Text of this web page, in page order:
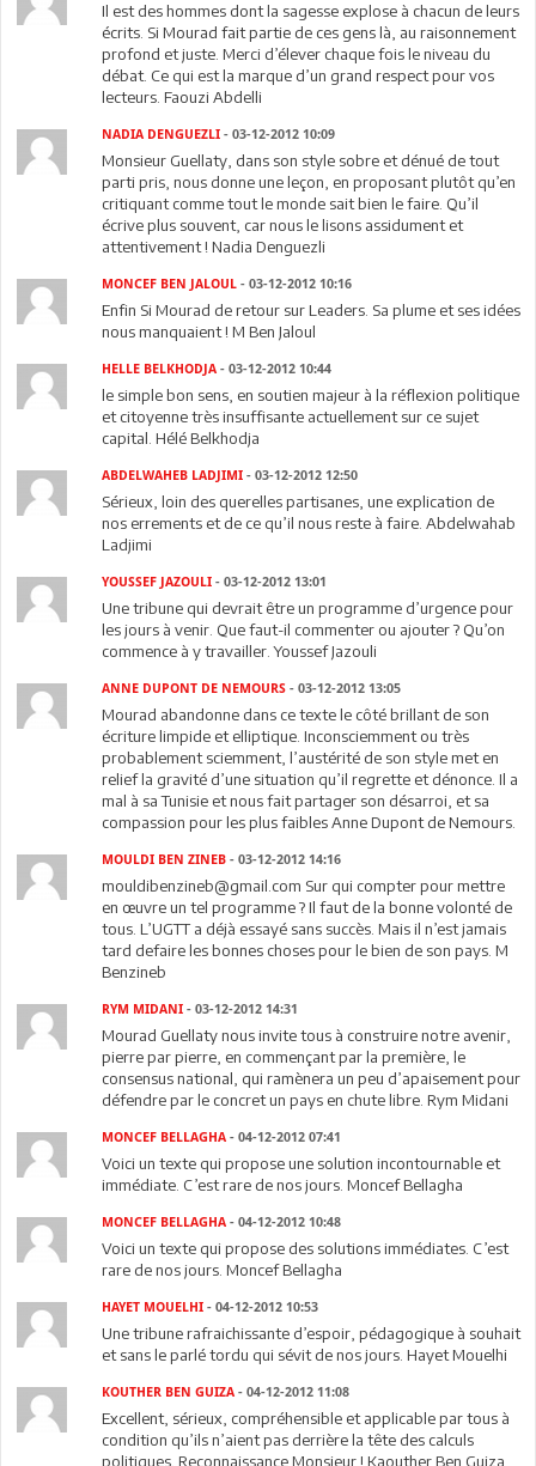
Il est des hommes dont la sagesse explose à chacun de leurs
écrits. Si Mourad fait partie de ces gens là, au raisonnement
profond et juste. Merci d’élever chaque fois le niveau du
débat. Ce qui est la marque d’un grand respect pour vos
lecteurs. Faouzi Abdelli
NADIA DENGUEZLI - 03-12-2012 10:09
Monsieur Guellaty, dans son style sobre et dénué de tout
parti pris, nous donne une leçon, en proposant plutôt qu’en
critiquant comme tout le monde sait bien le faire. Qu’il
écrive plus souvent, car nous le lisons assidument et
attentivement ! Nadia Denguezli
MONCEF BEN JALOUL - 03-12-2012 10:16
Enfin Si Mourad de retour sur Leaders. Sa plume et ses idées
nous manquaient ! M Ben Jaloul
HELLE BELKHODJA - 03-12-2012 10:44
le simple bon sens, en soutien majeur à la réflexion politique
et citoyenne très insuffisante actuellement sur ce sujet
capital. Hélé Belkhodja
ABDELWAHEB LADJIMI - 03-12-2012 12:50
Sérieux, loin des querelles partisanes, une explication de
nos errements et de ce qu’il nous reste à faire. Abdelwahab
Ladjimi
YOUSSEF JAZOULI - 03-12-2012 13:01
Une tribune qui devrait être un programme d’urgence pour
les jours à venir. Que faut-il commenter ou ajouter ? Qu’on
commence à y travailler. Youssef Jazouli
ANNE DUPONT DE NEMOURS - 03-12-2012 13:05
Mourad abandonne dans ce texte le côté brillant de son
écriture limpide et elliptique. Inconsciemment ou très
probablement sciemment, l’austérité de son style met en
relief la gravité d’une situation qu’il regrette et dénonce. Il a
mal à sa Tunisie et nous fait partager son désarroi, et sa
compassion pour les plus faibles Anne Dupont de Nemours.
MOULDI BEN ZINEB - 03-12-2012 14:16
mouldibenzineb@gmail.com Sur qui compter pour mettre
en œuvre un tel programme ? Il faut de la bonne volonté de
tous. L’UGTT a déjà essayé sans succès. Mais il n’est jamais
tard defaire les bonnes choses pour le bien de son pays. M
Benzineb
RYM MIDANI - 03-12-2012 14:31
Mourad Guellaty nous invite tous à construire notre avenir,
pierre par pierre, en commençant par la première, le
consensus national, qui ramènera un peu d’apaisement pour
défendre par le concret un pays en chute libre. Rym Midani
MONCEF BELLAGHA - 04-12-2012 07:41
Voici un texte qui propose une solution incontournable et
immédiate. C’est rare de nos jours. Moncef Bellagha
MONCEF BELLAGHA - 04-12-2012 10:48
Voici un texte qui propose des solutions immédiates. C’est
rare de nos jours. Moncef Bellagha
HAYET MOUELHI - 04-12-2012 10:53
Une tribune rafraichissante d’espoir, pédagogique à souhait
et sans le parlé tordu qui sévit de nos jours. Hayet Mouelhi
KOUTHER BEN GUIZA - 04-12-2012 11:08
Excellent, sérieux, compréhensible et applicable par tous à
condition qu’ils n’aient pas derrière la tête des calculs
politiques. Reconnaissance Monsieur ! Kaouther Ben Guiza